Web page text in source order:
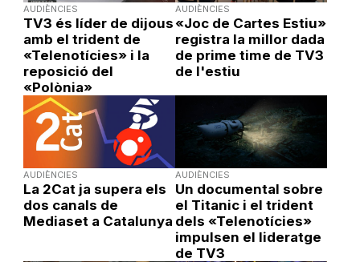
AUDIÈNCIES
TV3 és líder de dijous
amb el trident de
«Telenotícies» i la
reposició del
«Polònia»
AUDIÈNCIES
«Joc de Cartes Estiu»
registra la millor dada
de prime time de TV3
de l'estiu
AUDIÈNCIES
La 2Cat ja supera els
dos canals de
Mediaset a Catalunya
AUDIÈNCIES
Un documental sobre
el Titanic i el trident
dels «Telenotícies»
impulsen el lideratge
de TV3